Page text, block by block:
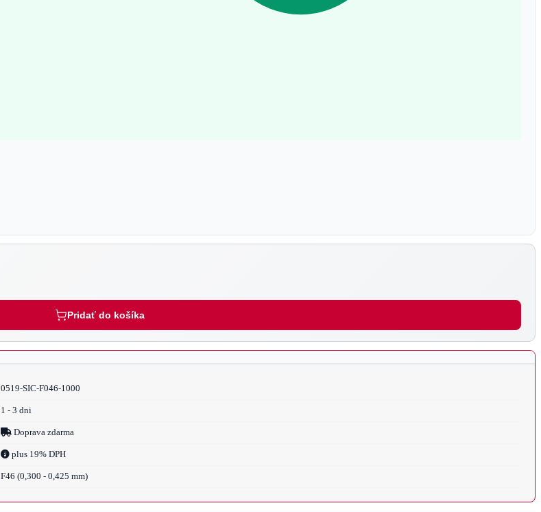
Pridať do košíka
0519-SIC-F046-1000
1 - 3 dni
Doprava zdarma
plus 19% DPH
F46 (0,300 - 0,425 mm)